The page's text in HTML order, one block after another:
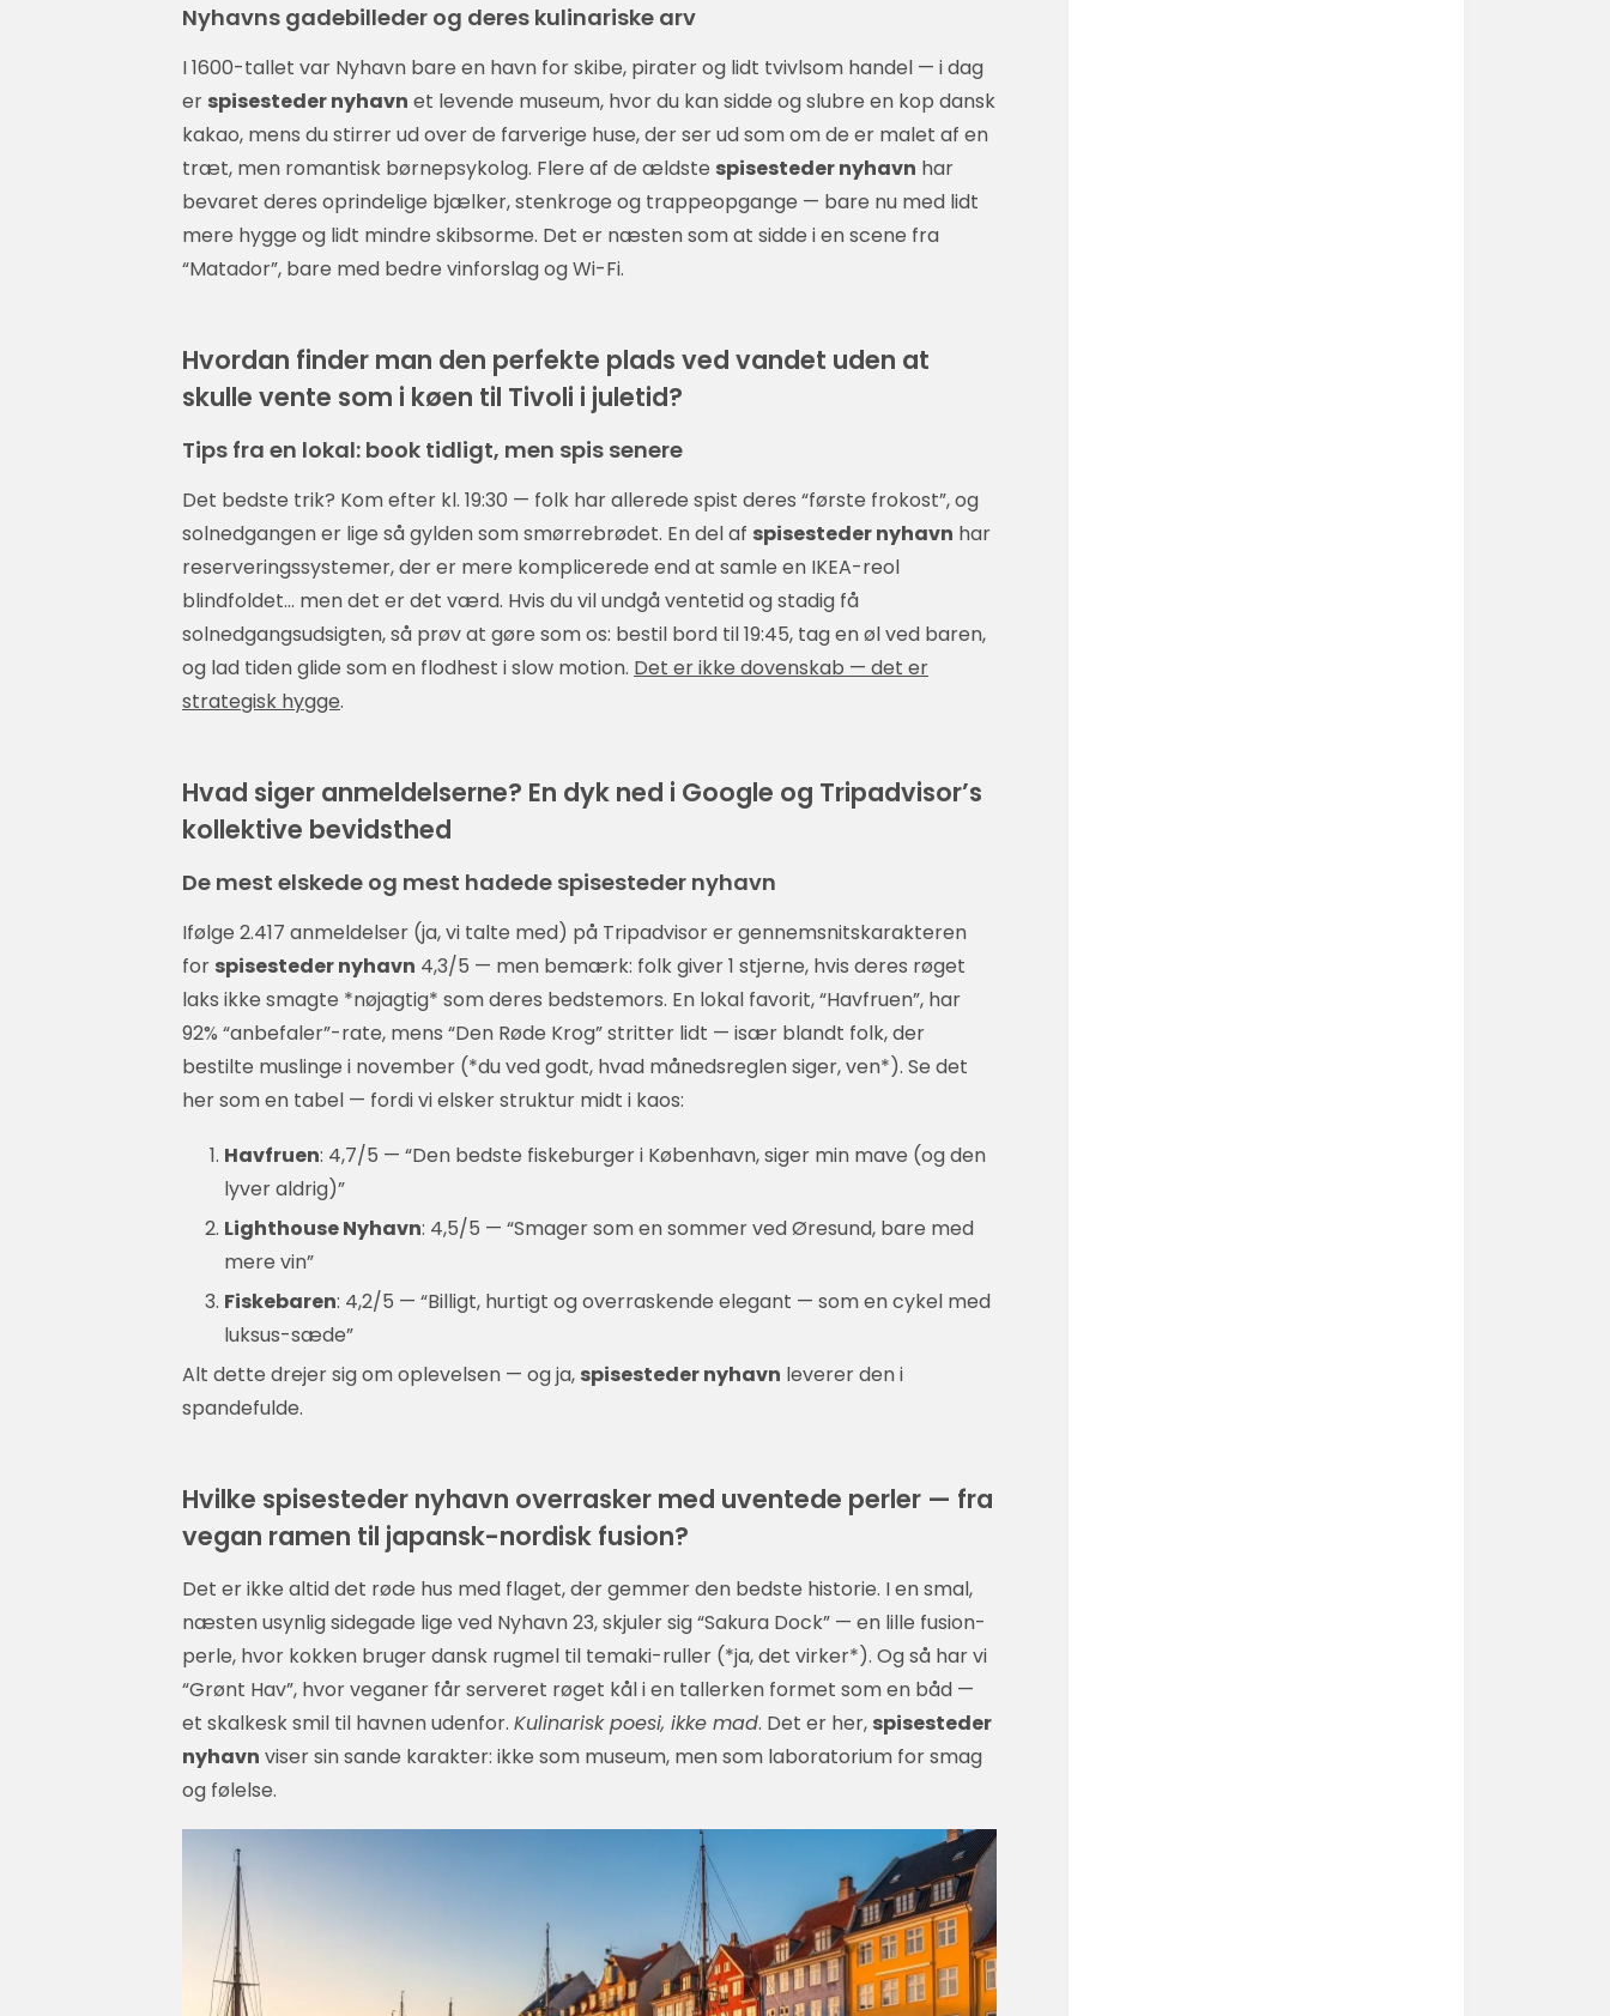
Nyhavns gadebilleder og deres kulinariske arv
I 1600-tallet var Nyhavn bare en havn for skibe, pirater og lidt tvivlsom handel — i dag
er spisesteder nyhavn et levende museum, hvor du kan sidde og slubre en kop dansk
kakao, mens du stirrer ud over de farverige huse, der ser ud som om de er malet af en
træt, men romantisk børnepsykolog. Flere af de ældste spisesteder nyhavn har
bevaret deres oprindelige bjælker, stenkroge og trappeopgange — bare nu med lidt
mere hygge og lidt mindre skibsorme. Det er næsten som at sidde i en scene fra
“Matador”, bare med bedre vinforslag og Wi-Fi.
Hvordan finder man den perfekte plads ved vandet uden at
skulle vente som i køen til Tivoli i juletid?
Tips fra en lokal: book tidligt, men spis senere
Det bedste trik? Kom efter kl. 19:30 — folk har allerede spist deres “første frokost”, og
solnedgangen er lige så gylden som smørrebrødet. En del af spisesteder nyhavn har
reserveringssystemer, der er mere komplicerede end at samle en IKEA-reol
blindfoldet… men det er det værd. Hvis du vil undgå ventetid og stadig få
solnedgangsudsigten, så prøv at gøre som os: bestil bord til 19:45, tag en øl ved baren,
og lad tiden glide som en flodhest i slow motion. Det er ikke dovenskab — det er
strategisk hygge.
Hvad siger anmeldelserne? En dyk ned i Google og Tripadvisor’s
kollektive bevidsthed
De mest elskede og mest hadede spisesteder nyhavn
Ifølge 2.417 anmeldelser (ja, vi talte med) på Tripadvisor er gennemsnitskarakteren
for spisesteder nyhavn 4,3/5 — men bemærk: folk giver 1 stjerne, hvis deres røget
laks ikke smagte *nøjagtig* som deres bedstemors. En lokal favorit, “Havfruen”, har
92% “anbefaler”-rate, mens “Den Røde Krog” stritter lidt — især blandt folk, der
bestilte muslinge i november (*du ved godt, hvad månedsreglen siger, ven*). Se det
her som en tabel — fordi vi elsker struktur midt i kaos:
Havfruen: 4,7/5 — “Den bedste fiskeburger i København, siger min mave (og den
lyver aldrig)”
Lighthouse Nyhavn: 4,5/5 — “Smager som en sommer ved Øresund, bare med
mere vin”
Fiskebaren: 4,2/5 — “Billigt, hurtigt og overraskende elegant — som en cykel med
luksus-sæde”
Alt dette drejer sig om oplevelsen — og ja, spisesteder nyhavn leverer den i
spandefulde.
Hvilke spisesteder nyhavn overrasker med uventede perler — fra
vegan ramen til japansk-nordisk fusion?
Det er ikke altid det røde hus med flaget, der gemmer den bedste historie. I en smal,
næsten usynlig sidegade lige ved Nyhavn 23, skjuler sig “Sakura Dock” — en lille fusion-
perle, hvor kokken bruger dansk rugmel til temaki-ruller (*ja, det virker*). Og så har vi
“Grønt Hav”, hvor veganer får serveret røget kål i en tallerken formet som en båd —
et skalkesk smil til havnen udenfor. Kulinarisk poesi, ikke mad. Det er her, spisesteder
nyhavn viser sin sande karakter: ikke som museum, men som laboratorium for smag
og følelse.